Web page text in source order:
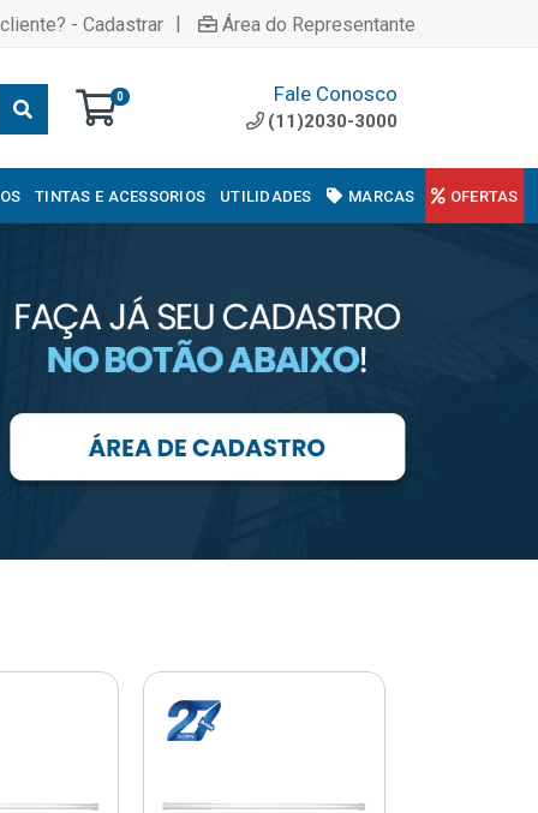
- Cadastrar | Área do Representante
0 Fale Conosco
(11)2030-3000
TINTAS E ACESSORIOS UTILIDADES MARCAS OFERTAS